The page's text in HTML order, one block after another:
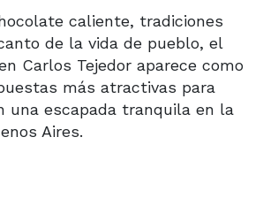
caliente, tradiciones
de la vida de pueblo, el
Carlos Tejedor aparece como
más atractivas para
una escapada tranquila en la
Aires.